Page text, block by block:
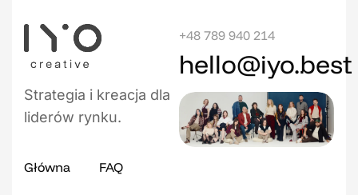
Strategia i kreacja dla
liderów rynku.
Główna FAQ
+48 789 940 214
hello@iyo.best